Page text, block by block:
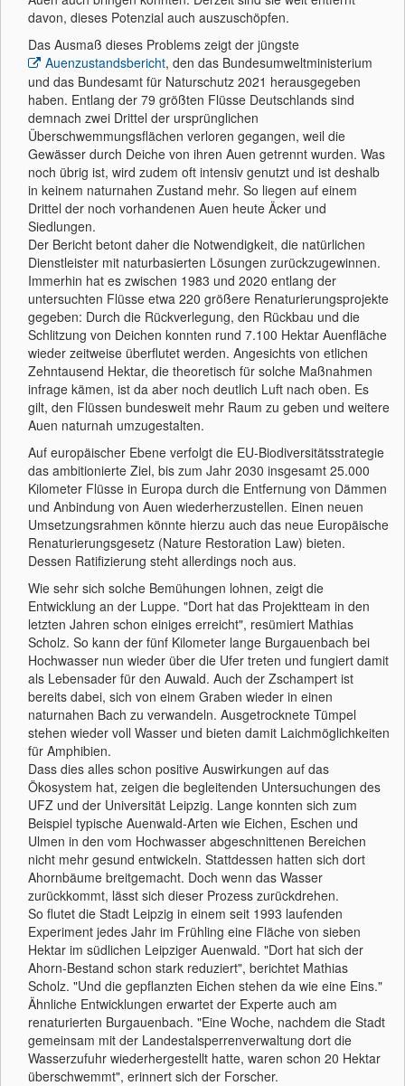
davon, dieses Potenzial auch auszuschöpfen.
Das Ausmaß dieses Problems zeigt der jüngste
Auenzustandsbericht, den das Bundesumweltministerium
und das Bundesamt für Naturschutz 2021 herausgegeben
haben. Entlang der 79 größten Flüsse Deutschlands sind
demnach zwei Drittel der ursprünglichen
Überschwemmungsflächen verloren gegangen, weil die
Gewässer durch Deiche von ihren Auen getrennt wurden. Was
noch übrig ist, wird zudem oft intensiv genutzt und ist deshalb
in keinem naturnahen Zustand mehr. So liegen auf einem
Drittel der noch vorhandenen Auen heute Äcker und
Siedlungen.
Der Bericht betont daher die Notwendigkeit, die natürlichen
Dienstleister mit naturbasierten Lösungen zurückzugewinnen.
Immerhin hat es zwischen 1983 und 2020 entlang der
untersuchten Flüsse etwa 220 größere Renaturierungsprojekte
gegeben: Durch die Rückverlegung, den Rückbau und die
Schlitzung von Deichen konnten rund 7.100 Hektar Auenfläche
wieder zeitweise überflutet werden. Angesichts von etlichen
Zehntausend Hektar, die theoretisch für solche Maßnahmen
infrage kämen, ist da aber noch deutlich Luft nach oben. Es
gilt, den Flüssen bundesweit mehr Raum zu geben und weitere
Auen naturnah umzugestalten.
Auf europäischer Ebene verfolgt die EU-Biodiversitätsstrategie
das ambitionierte Ziel, bis zum Jahr 2030 insgesamt 25.000
Kilometer Flüsse in Europa durch die Entfernung von Dämmen
und Anbindung von Auen wiederherzustellen. Einen neuen
Umsetzungsrahmen könnte hierzu auch das neue Europäische
Renaturierungsgesetz (Nature Restoration Law) bieten.
Dessen Ratifizierung steht allerdings noch aus.
Wie sehr sich solche Bemühungen lohnen, zeigt die
Entwicklung an der Luppe. "Dort hat das Projektteam in den
letzten Jahren schon einiges erreicht", resümiert Mathias
Scholz. So kann der fünf Kilometer lange Burgauenbach bei
Hochwasser nun wieder über die Ufer treten und fungiert damit
als Lebensader für den Auwald. Auch der Zschampert ist
bereits dabei, sich von einem Graben wieder in einen
naturnahen Bach zu verwandeln. Ausgetrocknete Tümpel
stehen wieder voll Wasser und bieten damit Laichmöglichkeiten
für Amphibien.
Dass dies alles schon positive Auswirkungen auf das
Ökosystem hat, zeigen die begleitenden Untersuchungen des
UFZ und der Universität Leipzig. Lange konnten sich zum
Beispiel typische Auenwald-Arten wie Eichen, Eschen und
Ulmen in den vom Hochwasser abgeschnittenen Bereichen
nicht mehr gesund entwickeln. Stattdessen hatten sich dort
Ahornbäume breitgemacht. Doch wenn das Wasser
zurückkommt, lässt sich dieser Prozess zurückdrehen.
So flutet die Stadt Leipzig in einem seit 1993 laufenden
Experiment jedes Jahr im Frühling eine Fläche von sieben
Hektar im südlichen Leipziger Auenwald. "Dort hat sich der
Ahorn-Bestand schon stark reduziert", berichtet Mathias
Scholz. "Und die gepflanzten Eichen stehen da wie eine Eins."
Ähnliche Entwicklungen erwartet der Experte auch am
renaturierten Burgauenbach. "Eine Woche, nachdem die Stadt
gemeinsam mit der Landestalsperrenverwaltung dort die
Wasserzufuhr wiederhergestellt hatte, waren schon 20 Hektar
überschwemmt", erinnert sich der Forscher.